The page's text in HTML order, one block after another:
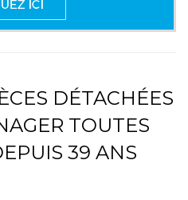
DÉTACHÉES
TOUTES
39 ANS